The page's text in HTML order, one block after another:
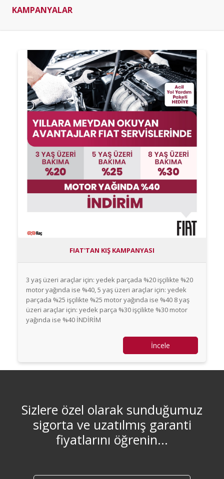
KAMPANYALAR
FIAT'TAN KIŞ KAMPANYASI
3 yaş üzeri araçlar için: yedek parçada %20 işçilikte %20
motor yağında ise %40, 5 yaş üzeri araçlar için: yedek
parçada %25 işçilikte %25 motor yağında ise %40 8 yaş
üzeri araçlar için: yedek parça %30 işçilikte %30 motor
yağında ise %40 İNDİRİM
İncele
Sizlere özel olarak sunduğumuz
sigorta ve uzatılmış garanti
fiyatlarını öğrenin...